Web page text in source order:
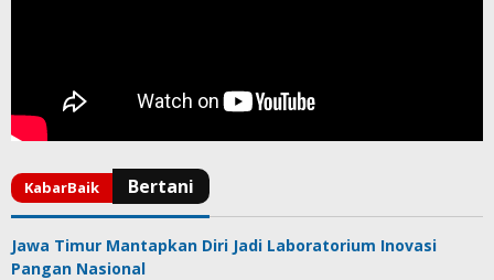
Jawa Timur Mantapkan Diri Jadi Laboratorium Inovasi
Pangan Nasional